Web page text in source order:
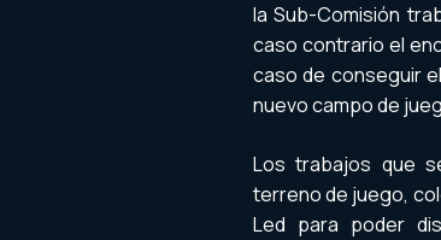
la Sub-Comisión
caso contrario el
caso de conseguir
nuevo campo de
Los trabajos que
terreno de juego,
Led para poder